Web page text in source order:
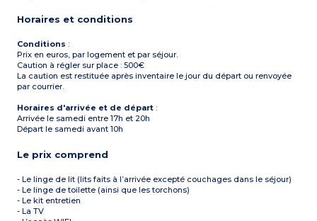
chaises longues)
Horaires et conditions
Conditions :
Prix en euros, par logement et par séjour.
Caution à régler sur place : 500€
La caution est restituée après inventaire le jour du départ ou renvoyée
par courrier.
Horaires d'arrivée et de départ :
Arrivée le samedi entre 17h et 20h
Départ le samedi avant 10h
Le prix comprend
- Le linge de lit (lits faits à l’arrivée excepté couchages dans le séjour)
- Le linge de toilette (ainsi que les torchons)
- Le kit entretien
- La TV